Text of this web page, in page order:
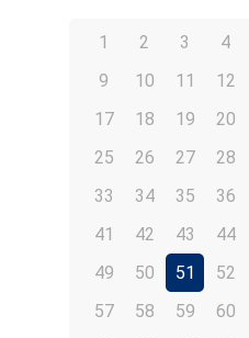
1 2 3 4
9
10 11 12
17
18 19 20
25
26 27 28
33
34 35 36
41
42 43 44
49
50 51 52
57
58 59 60